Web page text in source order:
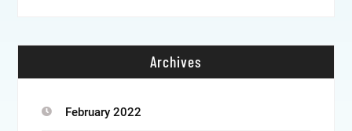
Archives
February 2022